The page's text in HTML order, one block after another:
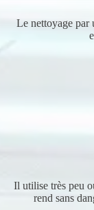
Le nettoyage par
Il utilise très peu
rend sans